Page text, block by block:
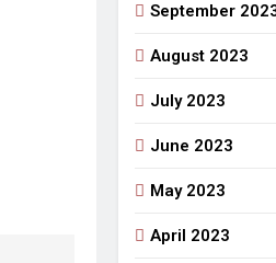
September
August 2023
July 2023
June 2023
May 2023
April 2023